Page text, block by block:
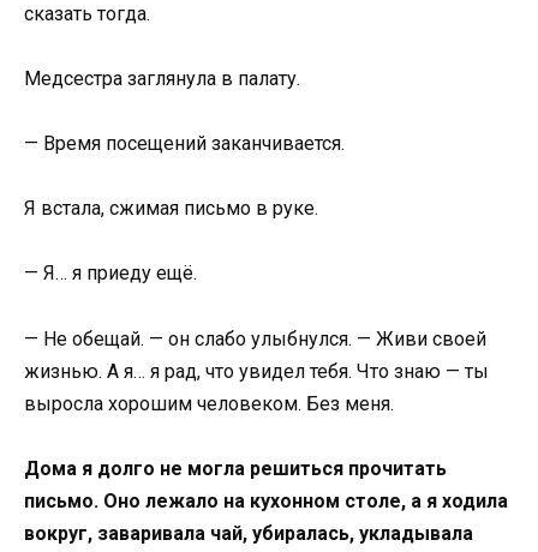
сказать тогда.
Медсестра заглянула в палату.
— Время посещений заканчивается.
Я встала, сжимая письмо в руке.
— Я… я приеду ещё.
— Не обещай. — он слабо улыбнулся. — Живи своей
жизнью. А я… я рад, что увидел тебя. Что знаю — ты
выросла хорошим человеком. Без меня.
Дома я долго не могла решиться прочитать
письмо. Оно лежало на кухонном столе, а я ходила
вокруг, заваривала чай, убиралась, укладывала